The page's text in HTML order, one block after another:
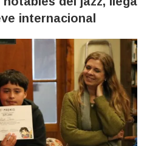
internacional